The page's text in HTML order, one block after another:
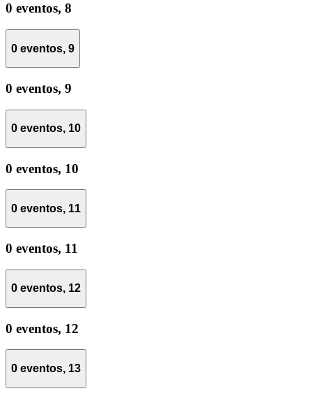
0 eventos, 8
0 eventos, 9
0 eventos, 9
0 eventos, 10
0 eventos, 10
0 eventos, 11
0 eventos, 11
0 eventos, 12
0 eventos, 12
0 eventos, 13